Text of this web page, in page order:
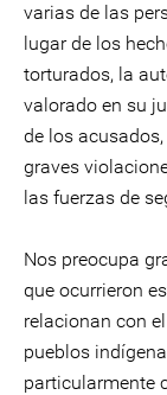
varias de las
lugar de los
torturados, la
valorado en su
de los
graves
las fuerzas de
Nos preocupa
que ocurrieron
relacionan con
pueblos
particularmente